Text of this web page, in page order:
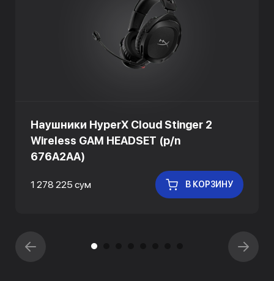
Наушники HyperX Cloud Stinger 2
Wireless GAM HEADSET (p/n
676A2AA)
1 278 225 сум В КОРЗИНУ